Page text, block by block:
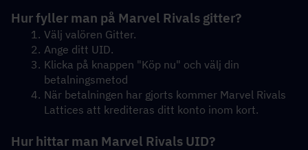
Hur fyller man på Marvel Rivals gitter?
Välj valören Gitter.
Ange ditt UID.
Klicka på knappen "Köp nu" och välj din
betalningsmetod
När betalningen har gjorts kommer Marvel Rivals
Lattices att krediteras ditt konto inom kort.
Hur hittar man Marvel Rivals UID?